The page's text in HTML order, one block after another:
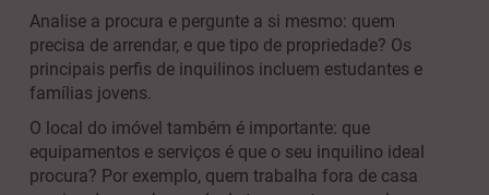
Analise a procura e pergunte a si mesmo: quem
precisa de arrendar, e que tipo de propriedade? Os
principais perfis de inquilinos incluem estudantes e
famílias jovens.
O local do imóvel também é importante: que
equipamentos e serviços é que o seu inquilino ideal
procura? Por exemplo, quem trabalha fora de casa